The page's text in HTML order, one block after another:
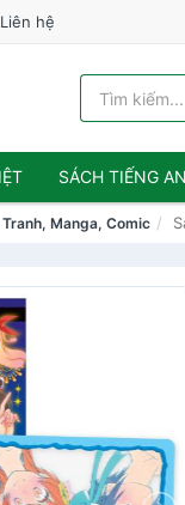
Liên hệ
SÁCH TIẾNG
Manga, Comic